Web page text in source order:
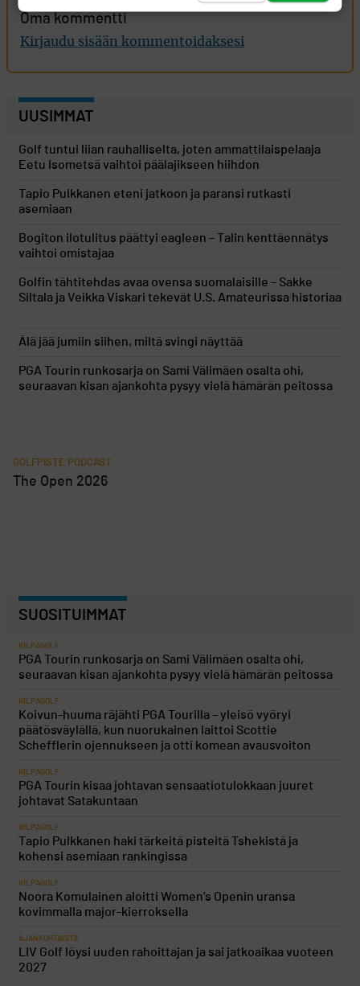
Oma kommentti
Kirjaudu sisään kommentoidaksesi
UUSIMMAT
Golf tuntui liian rauhalliselta, joten ammattilaispelaaja
Eetu Isometsä vaihtoi päälajikseen hiihdon
Tapio Pulkkanen eteni jatkoon ja paransi rutkasti
asemiaan
Bogiton ilotulitus päättyi eagleen – Talin kenttäennätys
vaihtoi omistajaa
Golfin tähtitehdas avaa ovensa suomalaisille – Sakke
Siltala ja Veikka Viskari tekevät U.S. Amateurissa historiaa
Älä jää jumiin siihen, miltä svingi näyttää
PGA Tourin runkosarja on Sami Välimäen osalta ohi,
seuraavan kisan ajankohta pysyy vielä hämärän peitossa
GOLFPISTE PODCAST
The Open 2026
SUOSITUIMMAT
KILPAGOLF
PGA Tourin runkosarja on Sami Välimäen osalta ohi,
seuraavan kisan ajankohta pysyy vielä hämärän peitossa
KILPAGOLF
Koivun-huuma räjähti PGA Tourilla – yleisö vyöryi
päätösväylällä, kun nuorukainen laittoi Scottie
Schefflerin ojennukseen ja otti komean avausvoiton
KILPAGOLF
PGA Tourin kisaa johtavan sensaatiotulokkaan juuret
johtavat Satakuntaan
KILPAGOLF
Tapio Pulkkanen haki tärkeitä pisteitä Tshekistä ja
kohensi asemiaan rankingissa
KILPAGOLF
Noora Komulainen aloitti Women’s Openin uransa
kovimmalla major-kierroksella
AJANKOHTAISTA
LIV Golf löysi uuden rahoittajan ja sai jatkoaikaa vuoteen
2027